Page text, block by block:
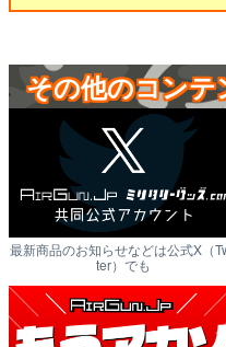
その他のコンテ
最新商品のお知らせなどは公式X（
ter）でも